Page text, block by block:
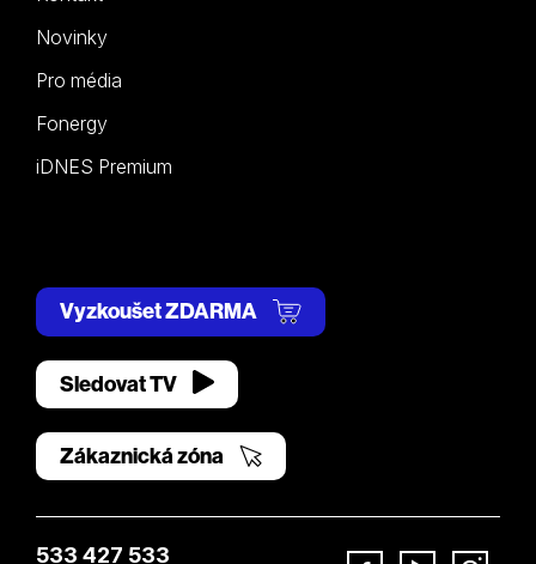
Novinky
Pro média
Fonergy
iDNES Premium
Vyzkoušet ZDARMA
Sledovat TV
Zákaznická zóna
533 427 533